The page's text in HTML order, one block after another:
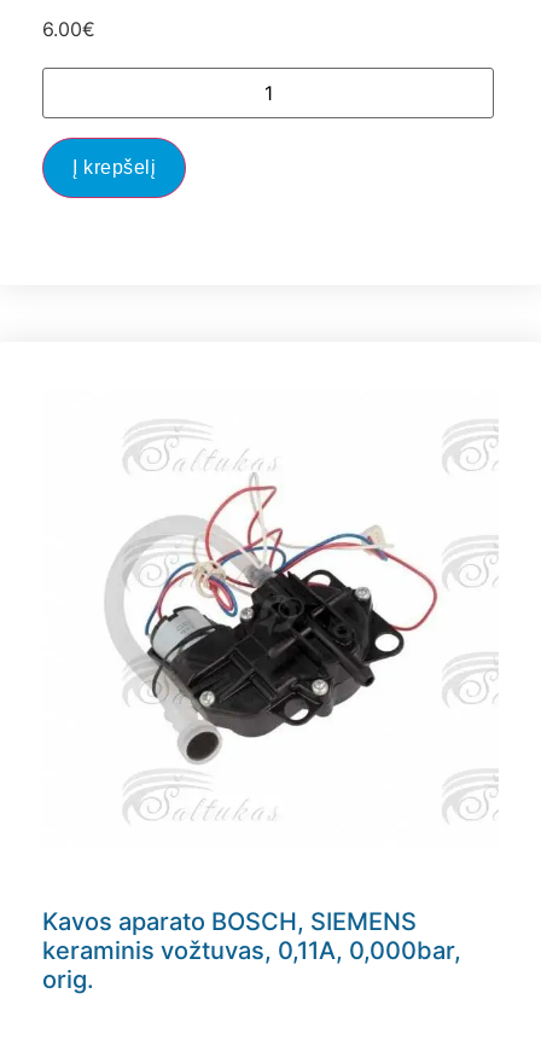
6.00€
Į krepšelį
Kavos aparato BOSCH, SIEMENS
keraminis vožtuvas, 0,11A, 0,000bar,
orig.